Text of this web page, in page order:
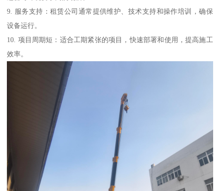
9. 服务支持：租赁公司通常提供维护、技术支持和操作培训，确保
设备运行。
10. 项目周期短：适合工期紧张的项目，快速部署和使用，提高施工
效率。